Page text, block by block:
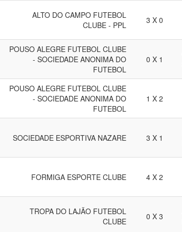
ALTO DO CAMPO FUTEBOL
CLUBE - PPL
3 X 0
POUSO ALEGRE FUTEBOL CLUBE
- SOCIEDADE ANONIMA DO
FUTEBOL
0 X 1
POUSO ALEGRE FUTEBOL CLUBE
- SOCIEDADE ANONIMA DO
FUTEBOL
1 X 2
SOCIEDADE ESPORTIVA NAZARE 3 X 1
FORMIGA ESPORTE CLUBE 4 X 2
TROPA DO LAJÃO FUTEBOL
CLUBE
0 X 3